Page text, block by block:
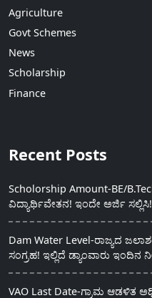
Agriculture
Govt Schemes
News
Scholarship
Finance
Recent Posts
Scholorship Amount-BE/
ವಿದ್ಯಾರ್ಥಿವೇತನ! ಇಂದೇ ಅರ್ಜಿ ಸಲ್ಲಿಸಿ!
Dam Water Level-ರಾಜ್ಯದ
ಸಂಗ್ರಹ! ಇಲ್ಲಿದೆ ಡ್ಯಾಂವಾರು ಇಂದಿನ
VAO Last Date-ಗ್ರಾಮ ಆಡಳಿತ